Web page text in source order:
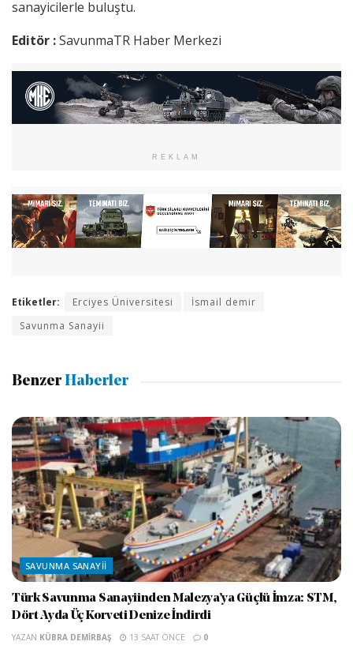
sanayicilerle buluştu.
Editör :SavunmaTR Haber Merkezi
REKLAM
Etiketler: Erciyes Üniversitesi
İsmail demir
Savunma Sanayii
Benzer Haberler
SAVUNMA SANAYII
Türk Savunma Sanayiinden Malezya’ya Güçlü İmza: STM,
Dört Ayda Üç Korveti Denize İndirdi
YAZAN KÜBRA DEMIRBAŞ 13 SAAT ÖNCE 0